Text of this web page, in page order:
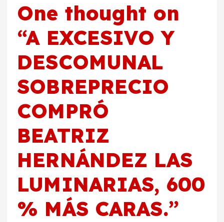
One thought on
“A EXCESIVO Y
DESCOMUNAL
SOBREPRECIO
COMPRÓ
BEATRIZ
HERNÁNDEZ LAS
LUMINARIAS, 600
% MÁS CARAS.”